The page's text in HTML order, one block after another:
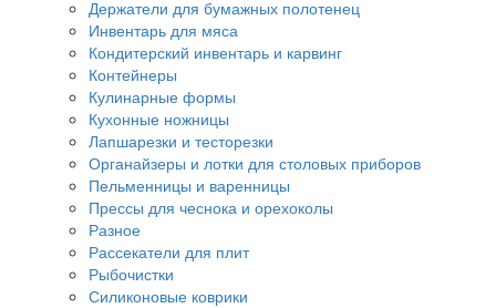
Держатели для бумажных полотенец
Инвентарь для мяса
Кондитерский инвентарь и карвинг
Контейнеры
Кулинарные формы
Кухонные ножницы
Лапшарезки и тесторезки
Органайзеры и лотки для столовых приборов
Пельменницы и варенницы
Прессы для чеснока и орехоколы
Разное
Рассекатели для плит
Рыбочистки
Силиконовые коврики